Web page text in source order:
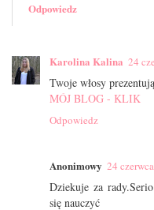
Odpowiedz
Karolina Kalina 24
Twoje włosy
MÓJ BLOG - KLIK
Odpowiedz
Anonimowy 24
Dziekuje za
się nauczyć